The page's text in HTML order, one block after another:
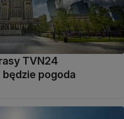
TVN24
pogoda